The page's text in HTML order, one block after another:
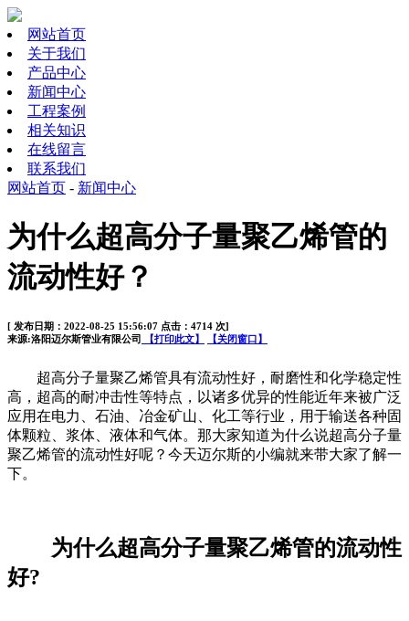
网站首页
关于我们
产品中心
新闻中心
工程案例
相关知识
在线留言
联系我们
网站首页 - 新闻中心
为什么超高分子量聚乙烯管的
流动性好？
[ 发布日期：2022-08-25 15:56:07 点击：4714 次]
来源:洛阳迈尔斯管业有限公司
【打印此文】 【关闭窗口】
超高分子量聚乙烯管具有流动性好，耐磨性和化学稳定性
高，超高的耐冲击性等特点，以诸多优异的性能近年来被广泛
应用在电力、石油、冶金矿山、化工等行业，用于输送各种固
体颗粒、浆体、液体和气体。那大家知道为什么说超高分子量
聚乙烯管的流动性好呢？今天迈尔斯的小编就来带大家了解一
下。
为什么超高分子量聚乙烯管的流动性
好?